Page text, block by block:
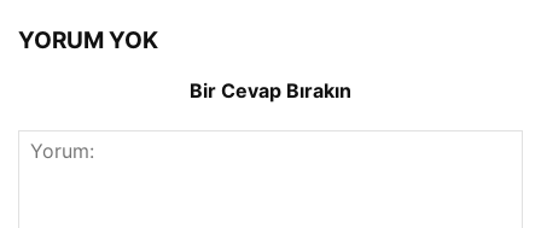
YORUM YOK
Bir Cevap Bırakın